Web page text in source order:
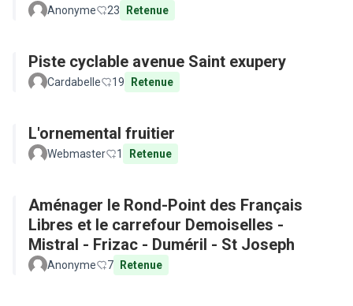
Anonyme 23 Retenue
Piste cyclable avenue Saint exupery
Cardabelle 19 Retenue
L'ornemental fruitier
Webmaster 1 Retenue
Aménager le Rond-Point des Français
Libres et le carrefour Demoiselles -
Mistral - Frizac - Duméril - St Joseph
Anonyme 7 Retenue